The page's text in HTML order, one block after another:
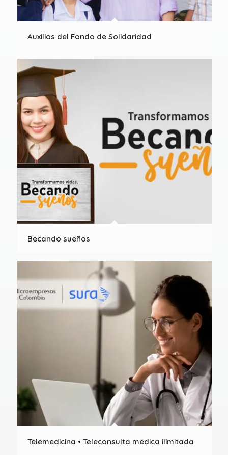
Auxilios del Fondo de Solidaridad
Becando sueños
Telemedicina • Teleconsulta médica ilimitada